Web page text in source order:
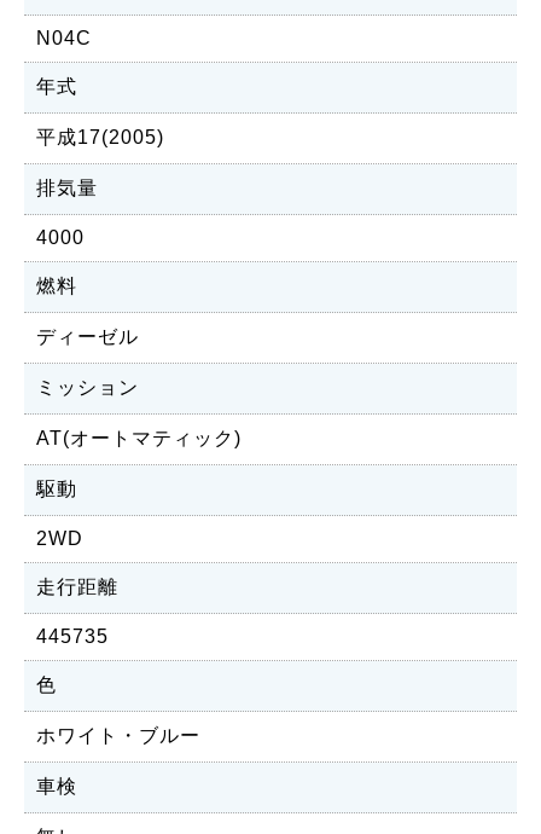
N04C
年式
平成17(2005)
排気量
4000
燃料
ディーゼル
ミッション
AT(オートマティック)
駆動
2WD
走行距離
445735
色
ホワイト・ブルー
車検